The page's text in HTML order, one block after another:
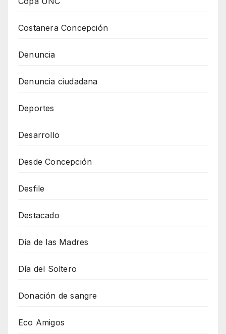
Costanera Concepción
Denuncia
Denuncia ciudadana
Deportes
Desarrollo
Desde Concepción
Desfile
Destacado
Día de las Madres
Día del Soltero
Donación de sangre
Eco Amigos